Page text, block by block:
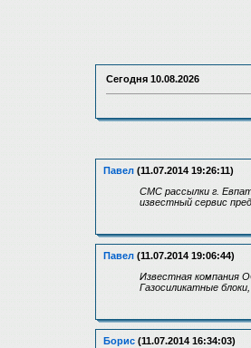
Сегодня 10.08.2026
Павел (11.07.2014 19:26:11)
СМС рассылки г.
известный сервис
Павел (11.07.2014 19:06:44)
Известная компания
Газосиликатные
Борис (11.07.2014 16:34:03)